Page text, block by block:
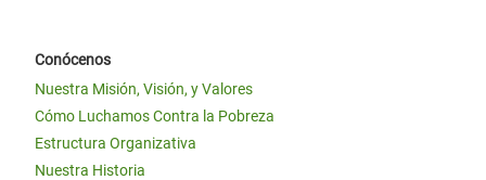
Conócenos
Nuestra Misión, Visión, y Valores
Cómo Luchamos Contra la Pobreza
Estructura Organizativa
Nuestra Historia